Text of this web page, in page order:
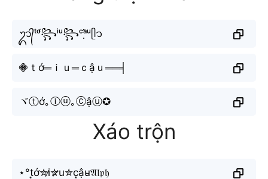
ᬊ᭄ᵗᵒ̛́꧂ⁱᵘ꧂ᶜᵃ̣̂ᵘᥫ᭡
𖠁ｔớ═ｉｕ═ｃậｕ══╡
ヾⓣớ｡ⓘⓤ｡ⓒậⓤ✪
Xáo trộn
⋆°t͙ớ✮i̷✮̷u✮c̝ậu̴𝔄𝔩𝔭𝔥